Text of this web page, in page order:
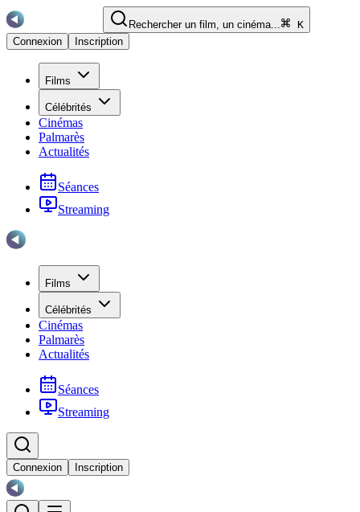
Rechercher un film, un cinéma...
K
Connexion
Inscription
Films
Célébrités
Cinémas
Palmarès
Actualités
Séances
Streaming
Films
Célébrités
Cinémas
Palmarès
Actualités
Séances
Streaming
Connexion Inscription